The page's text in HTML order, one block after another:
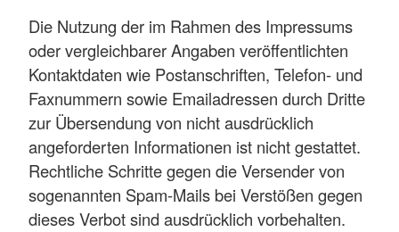
Die Nutzung der im Rahmen des Impressums
oder vergleichbarer Angaben veröffentlichten
Kontaktdaten wie Postanschriften, Telefon- und
Faxnummern sowie Emailadressen durch Dritte
zur Übersendung von nicht ausdrücklich
angeforderten Informationen ist nicht gestattet.
Rechtliche Schritte gegen die Versender von
sogenannten Spam-Mails bei Verstößen gegen
dieses Verbot sind ausdrücklich vorbehalten.